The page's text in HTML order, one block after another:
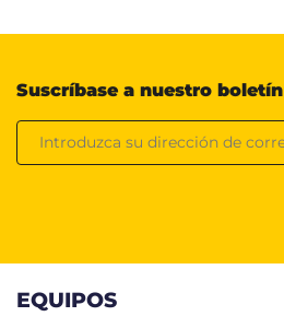
Suscríbase a nuestro boletín
EQUIPOS